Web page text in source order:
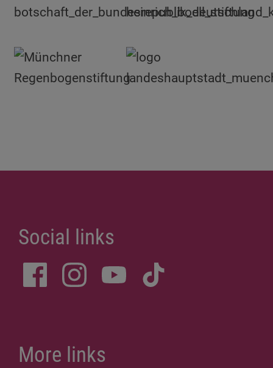
Social links
More links